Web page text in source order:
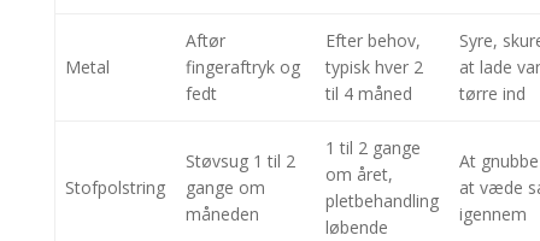
Metal
Aftør
fingeraftryk og
fedt
Efter behov,
typisk hver 2
til 4 måned
Syre,
at lade
tørre ind
Stofpolstring
Støvsug 1 til 2
gange om
måneden
1 til 2 gange
om året,
pletbehandling
løbende
At
at væde
igennem